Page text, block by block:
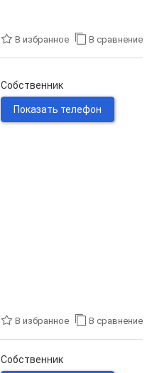
В избранное В сравнение
Собственник
Показать телефон
В избранное В сравнение
Собственник